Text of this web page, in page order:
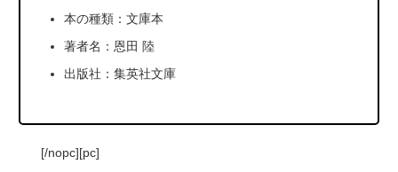
本の種類：文庫本
著者名：恩田 陸
出版社：集英社文庫
[/nopc][pc]